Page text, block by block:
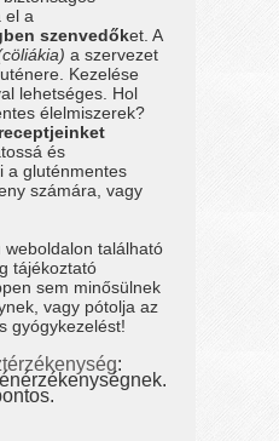
el a
szenvedőket. A
a szervezet
Kezelése
lehetséges. Hol
élelmiszerek?
és
a gluténmentes
számára, vagy
weboldalon található
tájékoztató
sem minősülnek
vagy pótolja az
gyógykezelést!
: